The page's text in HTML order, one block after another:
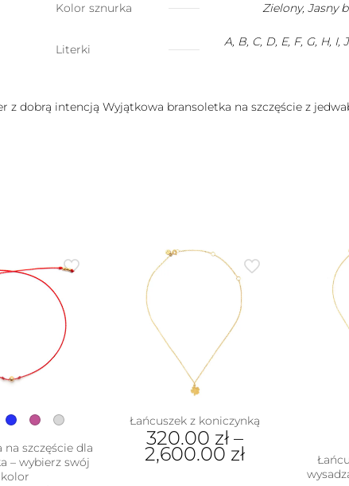
Kolor sznurka
Zielony, Jasny
Literki
A, B, C, D, E, F, G, H, I,
z dobrą intencją Wyjątkowa bransoletka na szczęście z
na szczęście dla
– wybierz swój
kolor
Łańcuszek z koniczynką
320.00 zł –
2,600.00 zł